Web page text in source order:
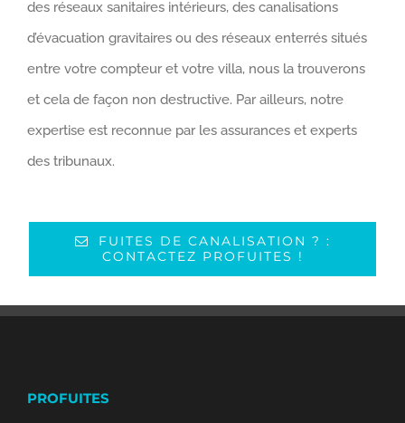
des réseaux sanitaires intérieurs, des canalisations
d’évacuation gravitaires ou des réseaux enterrés situés
entre votre compteur et votre villa, nous la trouverons
et cela de façon non destructive. Par ailleurs, notre
expertise est reconnue par les assurances et experts
des tribunaux.
FUITES DE CANALISATION ? :
CONTACTEZ PROFUITES !
PROFUITES